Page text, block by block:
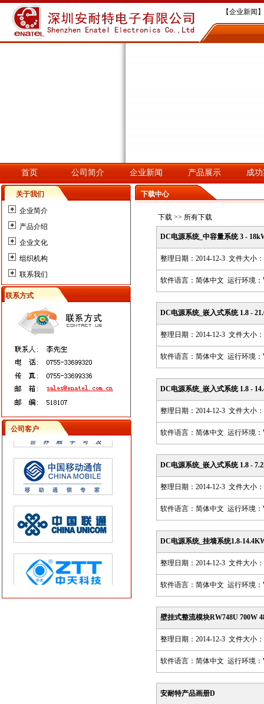
【企业新闻
【企业新闻
【企业新闻
首页 公司简介 企业新闻 产品展示 成
关于我们
企业简介
产品介绍
企业文化
组织机构
联系我们
联系方式
公司客户
下载中心
下载>> 所有下载
DC电源系统_中容量系统 3 -
整理日期：2014-12-3 文件大小
软件语言：简体中文 运行环境：
DC电源系统_嵌入式系统 1.8 -
整理日期：2014-12-3 文件大小：
软件语言：简体中文 运行环境：
DC电源系统_嵌入式系统 1.8 -
整理日期：2014-12-3 文件大小
软件语言：简体中文 运行环境：
DC电源系统_嵌入式系统 1.8 -
整理日期：2014-12-3 文件大小
软件语言：简体中文 运行环境：
DC电源系统_挂墙系统1.8-
整理日期：2014-12-3 文件大小：
软件语言：简体中文 运行环境：
壁挂式整流模块RW748U 700W
整理日期：2014-12-3 文件大小：
软件语言：简体中文 运行环境：
安耐特产品画册D